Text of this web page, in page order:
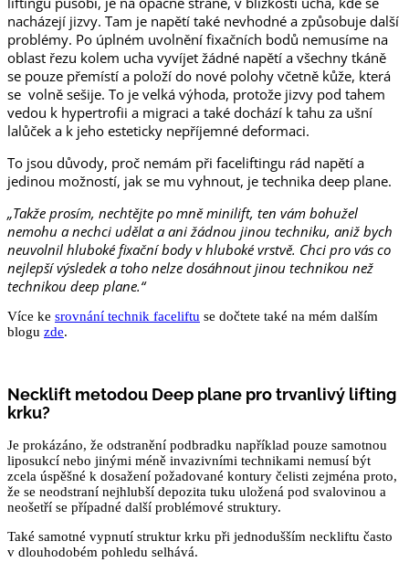
nacházejí jizvy. Tam je napětí také nevhodné a způsobuje další
problémy. Po úplném uvolnění fixačních bodů nemusíme na
oblast řezu kolem ucha vyvíjet žádné napětí a všechny tkáně
se pouze přemístí a položí do nové polohy včetně kůže, která
se volně sešije. To je velká výhoda, protože jizvy pod tahem
vedou k hypertrofii a migraci a také dochází k tahu za ušní
lalůček a k jeho esteticky nepříjemné deformaci.
To jsou důvody, proč nemám při faceliftingu rád napětí a
jedinou možností, jak se mu vyhnout, je technika deep plane.
„Takže prosím, nechtějte po mně minilift, ten vám bohužel
nemohu a nechci udělat a ani žádnou jinou techniku, aniž bych
neuvolnil hluboké fixační body v hluboké vrstvě. Chci pro vás co
nejlepší výsledek a toho nelze dosáhnout jinou technikou než
technikou deep plane.“
Více ke srovnání technik faceliftu se dočtete také na mém dalším
blogu zde.
Necklift metodou Deep plane pro trvanlivý lifting
krku?
Je prokázáno, že odstranění podbradku například pouze samotnou
liposukcí nebo jinými méně invazivními technikami nemusí být
zcela úspěšné k dosažení požadované kontury čelisti zejména proto,
že se neodstraní nejhlubší depozita tuku uložená pod svalovinou a
neošetří se případné další problémové struktury.
Také samotné vypnutí struktur krku při jednodušším neckliftu často
v dlouhodobém pohledu selhává.